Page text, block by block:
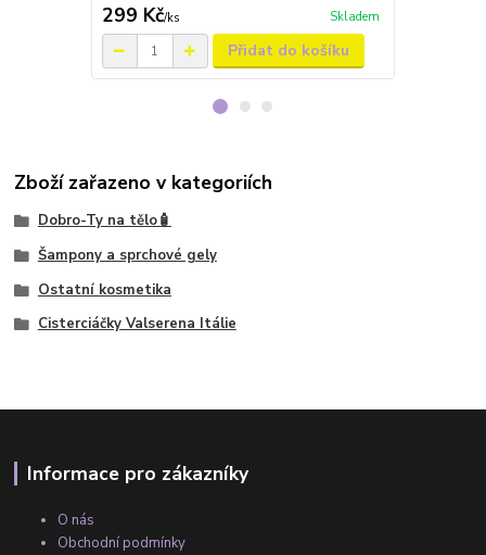
299 Kč/ks Skladem
Přidat do košíku
Zboží zařazeno v kategoriích
Dobro-Ty na tělo🧴
Šampony a sprchové gely
Ostatní kosmetika
Cisterciáčky Valserena Itálie
Informace pro zákazníky
O nás
Obchodní podmínky